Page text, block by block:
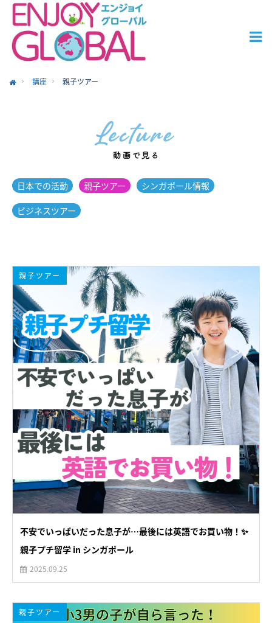
講座 親子ツアー
日本での活動 親子ツアー シンガポール情報
ビジネスツアー
親子ツアー
不安でいっぱいだった息子が…最後には英語でお買い物！✨
親子プチ留学 in シンガポール
2025.09.25
親子ツアー